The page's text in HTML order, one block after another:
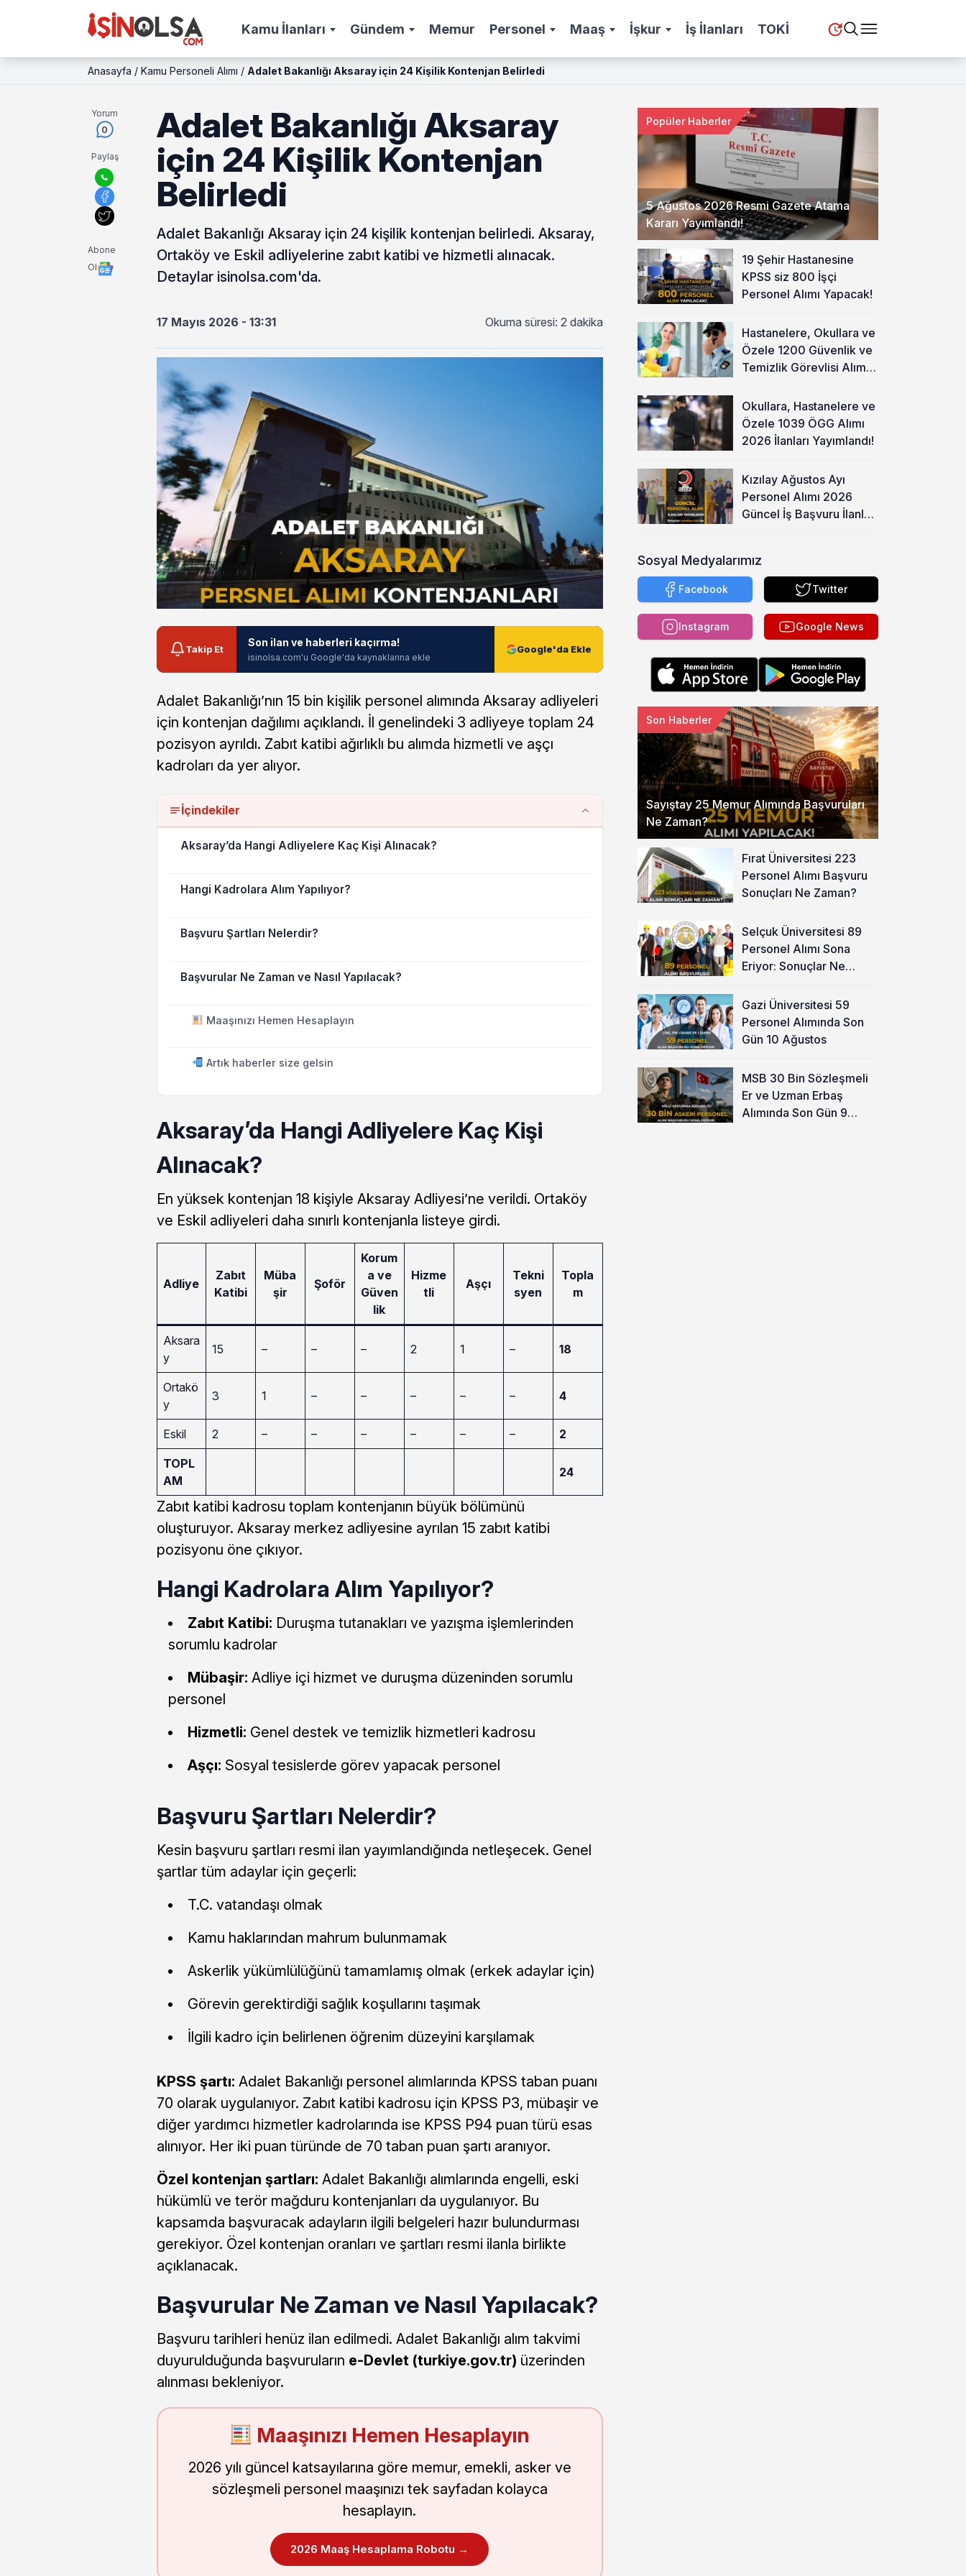
Kamu İlanları Gündem Memur Personel Maaş İşkur İş İlanları TOKİ
Anasayfa / Kamu Personeli Alımı / Adalet Bakanlığı Aksaray için 24 Kişilik Kontenjan Belirledi
Yorum
0
Paylaş
Abone
Ol
Adalet Bakanlığı Aksaray
için 24 Kişilik Kontenjan
Belirledi
Adalet Bakanlığı Aksaray için 24 kişilik kontenjan belirledi. Aksaray,
Ortaköy ve Eskil adliyelerine zabıt katibi ve hizmetli alınacak.
Detaylar isinolsa.com'da.
17 Mayıs 2026 - 13:31 Okuma süresi: 2 dakika
Takip Et
Son ilan ve haberleri kaçırma!
isinolsa.com'u Google'da kaynaklarına ekle
Google'da Ekle
Adalet Bakanlığı’nın 15 bin kişilik personel alımında Aksaray adliyeleri
için kontenjan dağılımı açıklandı. İl genelindeki 3 adliyeye toplam 24
pozisyon ayrıldı. Zabıt katibi ağırlıklı bu alımda hizmetli ve aşçı
kadroları da yer alıyor.
İçindekiler
Aksaray’da Hangi Adliyelere Kaç Kişi Alınacak?
Hangi Kadrolara Alım Yapılıyor?
Başvuru Şartları Nelerdir?
Başvurular Ne Zaman ve Nasıl Yapılacak?
Maaşınızı Hemen Hesaplayın
Artık haberler size gelsin
Aksaray’da Hangi Adliyelere Kaç Kişi
Alınacak?
En yüksek kontenjan 18 kişiyle Aksaray Adliyesi’ne verildi. Ortaköy
ve Eskil adliyeleri daha sınırlı kontenjanla listeye girdi.
Adliye
Zabıt
Katibi
Müba
şir
Şoför
Korum
a ve
Güven
lik
Hizme
tli
Aşçı
Tekni
syen
Topla
m
Aksara
y
15 – – – 2 1 – 18
Ortakö
y
3 1 – – – – – 4
Eskil 2 – – – – – – 2
TOPL
AM
24
Zabıt katibi kadrosu toplam kontenjanın büyük bölümünü
oluşturuyor. Aksaray merkez adliyesine ayrılan 15 zabıt katibi
pozisyonu öne çıkıyor.
Hangi Kadrolara Alım Yapılıyor?
Zabıt Katibi: Duruşma tutanakları ve yazışma işlemlerinden
sorumlu kadrolar
Mübaşir: Adliye içi hizmet ve duruşma düzeninden sorumlu
personel
Hizmetli: Genel destek ve temizlik hizmetleri kadrosu
Aşçı: Sosyal tesislerde görev yapacak personel
Başvuru Şartları Nelerdir?
Kesin başvuru şartları resmi ilan yayımlandığında netleşecek. Genel
şartlar tüm adaylar için geçerli:
T.C. vatandaşı olmak
Kamu haklarından mahrum bulunmamak
Askerlik yükümlülüğünü tamamlamış olmak (erkek adaylar için)
Görevin gerektirdiği sağlık koşullarını taşımak
İlgili kadro için belirlenen öğrenim düzeyini karşılamak
KPSS şartı: Adalet Bakanlığı personel alımlarında KPSS taban puanı
70 olarak uygulanıyor. Zabıt katibi kadrosu için KPSS P3, mübaşir ve
diğer yardımcı hizmetler kadrolarında ise KPSS P94 puan türü esas
alınıyor. Her iki puan türünde de 70 taban puan şartı aranıyor.
Özel kontenjan şartları: Adalet Bakanlığı alımlarında engelli, eski
hükümlü ve terör mağduru kontenjanları da uygulanıyor. Bu
kapsamda başvuracak adayların ilgili belgeleri hazır bulundurması
gerekiyor. Özel kontenjan oranları ve şartları resmi ilanla birlikte
açıklanacak.
Başvurular Ne Zaman ve Nasıl Yapılacak?
Başvuru tarihleri henüz ilan edilmedi. Adalet Bakanlığı alım takvimi
duyurulduğunda başvuruların e-Devlet (turkiye.gov.tr) üzerinden
alınması bekleniyor.
Maaşınızı Hemen Hesaplayın
2026 yılı güncel katsayılarına göre memur, emekli, asker ve
sözleşmeli personel maaşınızı tek sayfadan kolayca
hesaplayın.
2026 Maaş Hesaplama Robotu →
5 Ağustos 2026 Resmi Gazete Atama
Kararı Yayımlandı!
Popüler Haberler
19 Şehir Hastanesine
KPSS siz 800 İşçi
Personel Alımı Yapacak!
Hastanelere, Okullara ve
Özele 1200 Güvenlik ve
Temizlik Görevlisi Alımı
Okullara, Hastanelere ve
Özele 1039 ÖGG Alımı
2026 İlanları Yayımlandı!
Kızılay Ağustos Ayı
Personel Alımı 2026
Güncel İş Başvuru İlanları
Sosyal Medyalarımız
Facebook Twitter
Instagram Google News
Sayıştay 25 Memur Alımında Başvuruları
Ne Zaman?
Son Haberler
Fırat Üniversitesi 223
Personel Alımı Başvuru
Sonuçları Ne Zaman?
Selçuk Üniversitesi 89
Personel Alımı Sona
Eriyor: Sonuçlar Ne
Gazi Üniversitesi 59
Personel Alımında Son
Gün 10 Ağustos
MSB 30 Bin Sözleşmeli
Er ve Uzman Erbaş
Alımında Son Gün 9